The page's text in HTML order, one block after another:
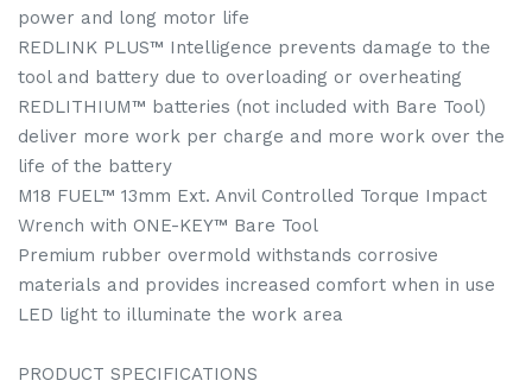
power and long motor life
REDLINK PLUS™ Intelligence prevents damage to the
tool and battery due to overloading or overheating
REDLITHIUM™ batteries (not included with Bare Tool)
deliver more work per charge and more work over the
life of the battery
M18 FUEL™ 13mm Ext. Anvil Controlled Torque Impact
Wrench with ONE-KEY™ Bare Tool
Premium rubber overmold withstands corrosive
materials and provides increased comfort when in use
LED light to illuminate the work area
PRODUCT SPECIFICATIONS